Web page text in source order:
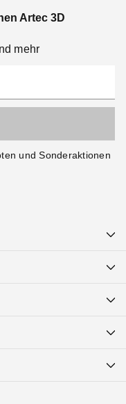
Artec 3D
mehr
und Sonderaktionen